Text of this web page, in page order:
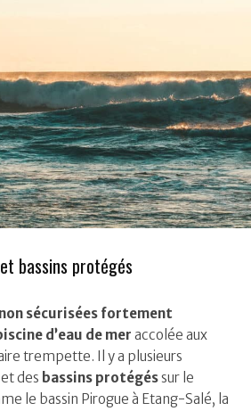
bassins protégés
sécurisées fortement
d’eau de mer accolée aux
trempette. Il y a plusieurs
et des bassins protégéssur le
le bassin Pirogue à Etang-Salé, la